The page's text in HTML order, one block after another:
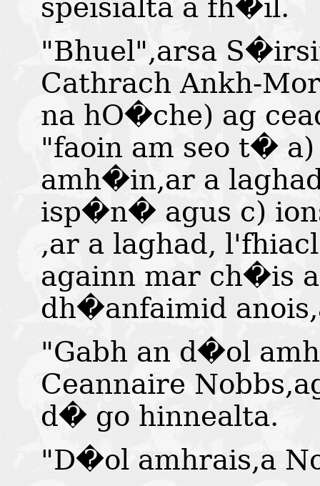
speisialta a fh�il.
"Bhuel",arsa
Cathrach Ankh-
na hO�che) ag
"faoin am seo t�
amh�in,ar a
isp�n� agus c)
,ar a laghad,
againn mar ch�is
dh�anfaimid
"Gabh an d�ol
Ceannaire
d� go hinnealta.
"D�ol amhrais,a